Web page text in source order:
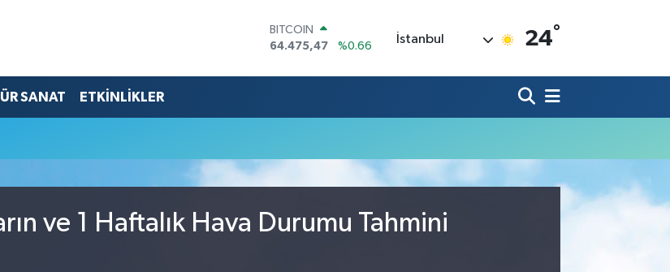
BITCOIN
64.475,47
%0.66
47,5971
%0.05
GRAM ALTIN
İstanbul 24°
SANAT ETKİNLİKLER
ve 1 Haftalık Hava Durumu Tahmini